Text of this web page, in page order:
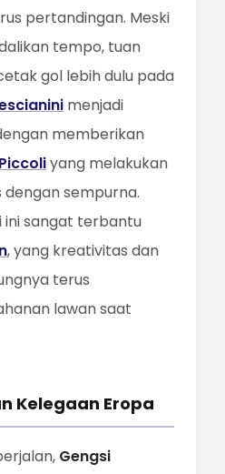
pertandingan. Meski
tempo, tuan
gol lebih dulu pada
menjadi
memberikan
yang melakukan
dengan sempurna.
ini sangat terbantu
, yang kreativitas dan
terus
lawan saat
Kelegaan Eropa
Gengsi